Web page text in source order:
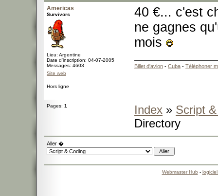
Americas
Survivors
Lieu: Argentine
Date d'inscription: 04-07-2005
Messages: 4603
Site web
40 €... c'est
ne gagnes
mois
Billet d'avion - Cuba - Téléphoner
Hors ligne
Pages: 1 Index » Script
Directory
Aller �
Webmaster Hub -